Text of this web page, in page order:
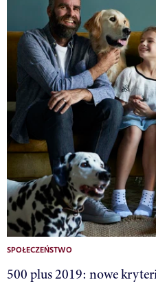
SPOŁECZEŃSTWO
500 plus 2019: nowe